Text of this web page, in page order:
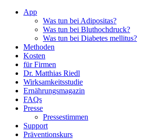
App
Was tun bei Adipositas?
Was tun bei Bluthochdruck?
Was tun bei Diabetes mellitus?
Methoden
Kosten
für Firmen
Dr. Matthias Riedl
Wirksamkeitsstudie
Ernährungsmagazin
FAQs
Presse
Pressestimmen
Support
Präventionskurs